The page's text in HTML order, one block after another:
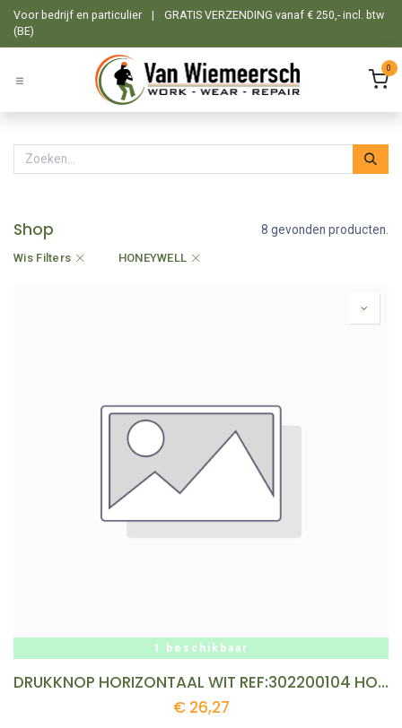
Overslaan naar inhoud
Voor bedrijf en particulier |
GRATIS VERZENDING vanaf € 250,- incl. btw
(BE)
0
Shop 8 gevonden producten.
Wis Filters HONEYWELL
1 beschikbaar
DRUKKNOP HORIZONTAAL WIT REF:302200104 HONEYWELL
€ 26,27